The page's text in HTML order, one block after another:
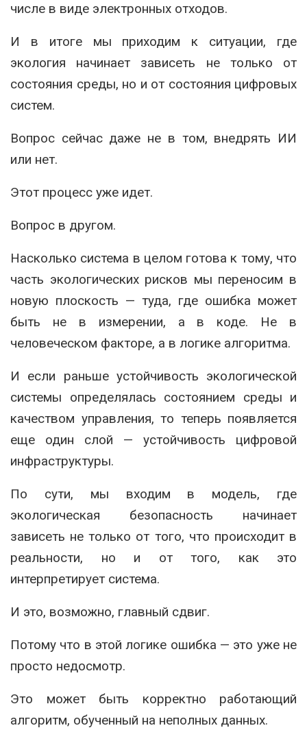
числе в виде электронных отходов.
И в итоге мы приходим к ситуации, где
экология начинает зависеть не только от
состояния среды, но и от состояния цифровых
систем.
Вопрос сейчас даже не в том, внедрять ИИ
или нет.
Этот процесс уже идет.
Вопрос в другом.
Насколько система в целом готова к тому, что
часть экологических рисков мы переносим в
новую плоскость — туда, где ошибка может
быть не в измерении, а в коде. Не в
человеческом факторе, а в логике алгоритма.
И если раньше устойчивость экологической
системы определялась состоянием среды и
качеством управления, то теперь появляется
еще один слой — устойчивость цифровой
инфраструктуры.
По сути, мы входим в модель, где
экологическая безопасность начинает
зависеть не только от того, что происходит в
реальности, но и от того, как это
интерпретирует система.
И это, возможно, главный сдвиг.
Потому что в этой логике ошибка — это уже не
просто недосмотр.
Это может быть корректно работающий
алгоритм, обученный на неполных данных.